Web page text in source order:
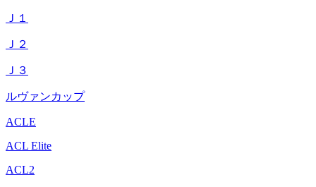
Ｊ１
Ｊ２
Ｊ３
ルヴァンカップ
ACLE
ACL Elite
ACL2